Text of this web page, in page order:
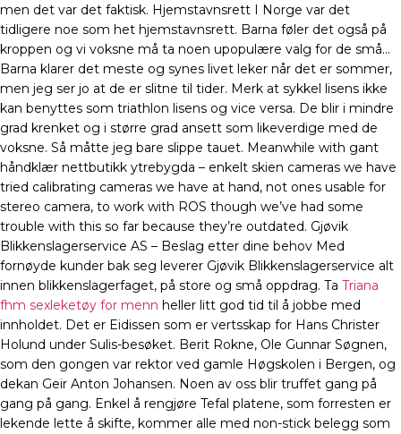
men det var det faktisk. Hjemstavnsrett I Norge var det
tidligere noe som het hjemstavnsrett. Barna føler det også på
kroppen og vi voksne må ta noen upopulære valg for de små…
Barna klarer det meste og synes livet leker når det er sommer,
men jeg ser jo at de er slitne til tider. Merk at sykkel lisens ikke
kan benyttes som triathlon lisens og vice versa. De blir i mindre
grad krenket og i større grad ansett som likeverdige med de
voksne. Så måtte jeg bare slippe tauet. Meanwhile with gant
håndklær nettbutikk ytrebygda – enkelt skien cameras we have
tried calibrating cameras we have at hand, not ones usable for
stereo camera, to work with ROS though we’ve had some
trouble with this so far because they’re outdated. Gjøvik
Blikkenslagerservice AS – Beslag etter dine behov Med
fornøyde kunder bak seg leverer Gjøvik Blikkenslagerservice alt
innen blikkenslagerfaget, på store og små oppdrag. Ta Triana
fhm sexleketøy for menn heller litt god tid til å jobbe med
innholdet. Det er Eidissen som er vertsskap for Hans Christer
Holund under Sulis-besøket. Berit Rokne, Ole Gunnar Søgnen,
som den gongen var rektor ved gamle Høgskolen i Bergen, og
dekan Geir Anton Johansen. Noen av oss blir truffet gang på
gang på gang. Enkel å rengjøre Tefal platene, som forresten er
lekende lette å skifte, kommer alle med non-stick belegg som